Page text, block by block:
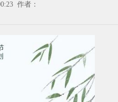
作者：